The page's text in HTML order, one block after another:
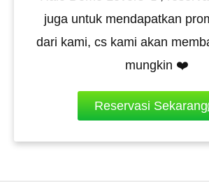
juga untuk mendapatkan
dari kami, cs kami akan
mungkin ❤️
Reservasi Sekarang